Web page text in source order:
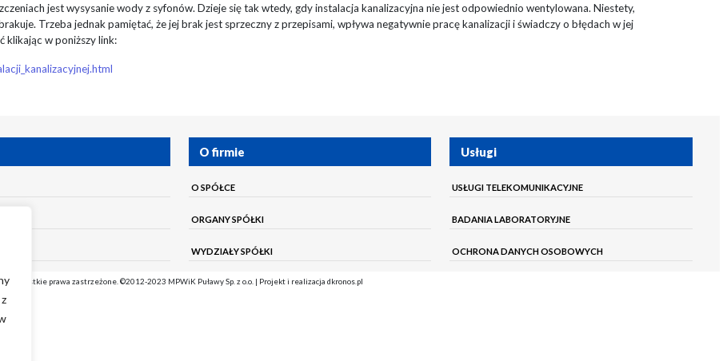
jest wysysanie wody z syfonów. Dzieje się tak wtedy, gdy instalacja kanalizacyjna nie jest odpowiednio wentylowana. Niestety,
Trzeba jednak pamiętać, że jej brak jest sprzeczny z przepisami, wpływa negatywnie pracę kanalizacji i świadczy o błędach w jej
klikając w poniższy link:
O firmie
O SPÓŁCE
ORGANY SPÓŁKI
WYDZIAŁY SPÓŁKI
Usługi
USŁUGI TELEKOMUNIKACYJNE
BADANIA LABORATORYJNE
OCHRONA DANYCH OSOBOWYCH
Wszystkie prawa zastrzeżone. ©2012-2023 MPWiK Puławy Sp. z o.o. | Projekt i realizacja dkronos.pl